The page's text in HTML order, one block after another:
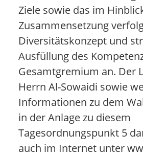
Ziele sowie das im
Zusammensetzung
Diversitätskonzept und
Ausfüllung des
Gesamtgremium an. Der
Herrn Al-Sowaidi sowie
Informationen zu dem
in der Anlage zu diesem
Tagesordnungspunkt 5
auch im Internet unter